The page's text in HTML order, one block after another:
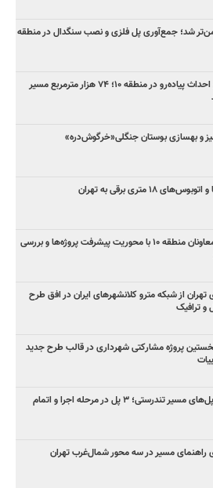
شد؛ جمع‌آوری پل فلزی و نصب سنگدال در منطقه
افزایش ۹ برابری احداث پیاده‌رو در منطقه ۱۰؛ ۷۴ هزار مترمربع مسیر
و بهسازی بوستان جنگلی«خرگوش‌دره»
۱۸ متری برقی به تهران
برگزاری شورای معاونان منطقه ۱۰ با محوریت پیشرفت پروژه‌ها و بررسی
تهران از شبکه مترو کلانشهرهای ایران در افق طرح
ترافیک
نخستین پروژه مشارکتی شهرداری در قالب طرح جدید
آخرین وضعیت پل‌های مسیر تندرستی؛ ۳ پل در مرحله اجرا و اتمام
راهنمای مسیر در سه محور شمال‌غرب تهران